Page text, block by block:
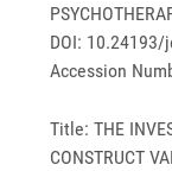
DOI:
Accession
Title: THE
CONSTRUCT